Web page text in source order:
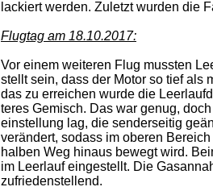
lackiert werden. Zuletzt wurden die
Flugtag am 18.10.2017:
Vor einem weiteren Flug mussten
stellt sein, dass der Motor so tief als
das zu erreichen wurde die
teres Gemisch. Das war genug,
einstellung lag, die senderseitig
verändert, sodass im oberen
halben Weg hinaus bewegt wird.
im Leerlauf eingestellt. Die
zufriedenstellend.